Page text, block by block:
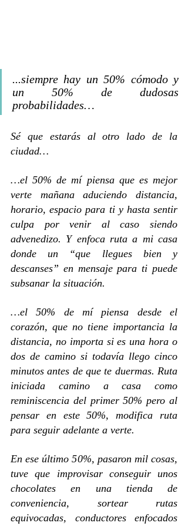
...siempre hay un 50% cómodo y
un 50% de dudosas
probabilidades…
Sé que estarás al otro lado de la
ciudad…
…el 50% de mí piensa que es mejor
verte mañana aduciendo distancia,
horario, espacio para ti y hasta sentir
culpa por venir al caso siendo
advenedizo. Y enfoca ruta a mi casa
donde un “que llegues bien y
descanses” en mensaje para ti puede
subsanar la situación.
…el 50% de mí piensa desde el
corazón, que no tiene importancia la
distancia, no importa si es una hora o
dos de camino si todavía llego cinco
minutos antes de que te duermas. Ruta
iniciada camino a casa como
reminiscencia del primer 50% pero al
pensar en este 50%, modifica ruta
para seguir adelante a verte.
En ese último 50%, pasaron mil cosas,
tuve que improvisar conseguir unos
chocolates en una tienda de
conveniencia, sortear rutas
equivocadas, conductores enfocados